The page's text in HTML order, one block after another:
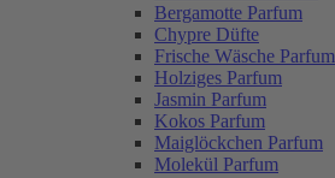
Bergamotte Parfum
Chypre Düfte
Frische Wäsche Parfum
Holziges Parfum
Jasmin Parfum
Kokos Parfum
Maiglöckchen Parfum
Molekül Parfum